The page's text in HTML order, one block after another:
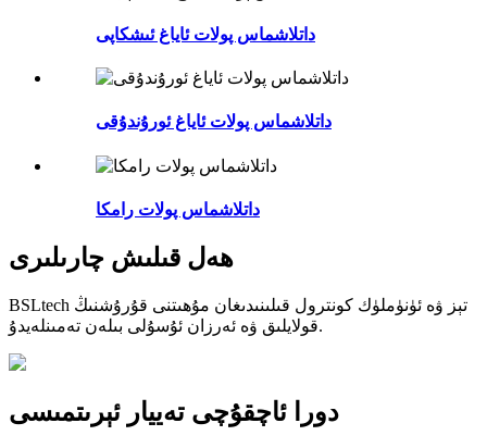
داتلاشماس پولات ئاياغ ئىشكاپى
داتلاشماس پولات ئاياغ ئورۇندۇقى
داتلاشماس پولات رامكا
ھەل قىلىش چارىلىرى
BSLtech تېز ۋە ئۈنۈملۈك كونترول قىلىنىدىغان مۇھىتنى قۇرۇشنىڭ
قولايلىق ۋە ئەرزان ئۇسۇلى بىلەن تەمىنلەيدۇ.
دورا ئاچقۇچى تەييار ئېرىتمىسى